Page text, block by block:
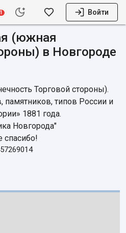
1 Войти
(южная
в Новгороде
Торговой стороны).
памятников, типов России и
1881 года.
Новгорода"
спасибо!